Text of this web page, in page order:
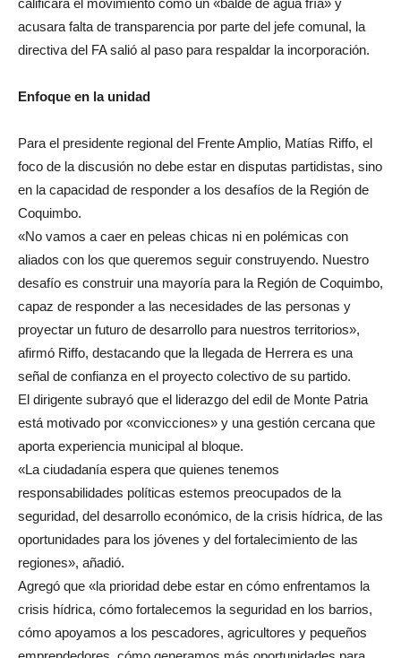
calificara el movimiento como un «balde de agua fría» y
acusara falta de transparencia por parte del jefe comunal, la
directiva del FA salió al paso para respaldar la incorporación.
Enfoque en la unidad
Para el presidente regional del Frente Amplio, Matías Riffo, el
foco de la discusión no debe estar en disputas partidistas, sino
en la capacidad de responder a los desafíos de la Región de
Coquimbo.
«No vamos a caer en peleas chicas ni en polémicas con
aliados con los que queremos seguir construyendo. Nuestro
desafío es construir una mayoría para la Región de Coquimbo,
capaz de responder a las necesidades de las personas y
proyectar un futuro de desarrollo para nuestros territorios»,
afirmó Riffo, destacando que la llegada de Herrera es una
señal de confianza en el proyecto colectivo de su partido.
El dirigente subrayó que el liderazgo del edil de Monte Patria
está motivado por «convicciones» y una gestión cercana que
aporta experiencia municipal al bloque.
«La ciudadanía espera que quienes tenemos
responsabilidades políticas estemos preocupados de la
seguridad, del desarrollo económico, de la crisis hídrica, de las
oportunidades para los jóvenes y del fortalecimiento de las
regiones», añadió.
Agregó que «la prioridad debe estar en cómo enfrentamos la
crisis hídrica, cómo fortalecemos la seguridad en los barrios,
cómo apoyamos a los pescadores, agricultores y pequeños